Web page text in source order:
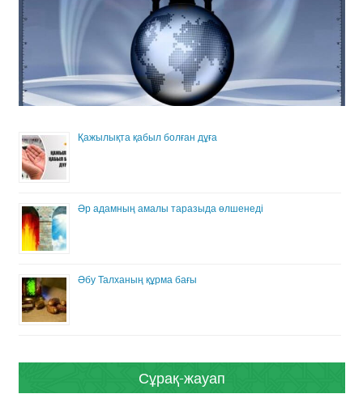
Қажылықта қабыл болған дұға
Әр адамның амалы таразыда өлшенеді
Әбу Талханың құрма бағы
Сұрақ-жауап